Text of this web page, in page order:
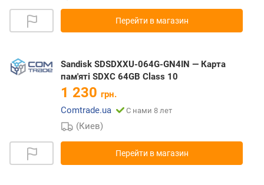
Перейти в магазин
Sandisk SDSDXXU-064G-GN4IN — Карта
пам'яті SDXC 64GB Class 10
1 230 грн.
Comtrade.ua
С нами 8 лет
(Киев)
Перейти в магазин